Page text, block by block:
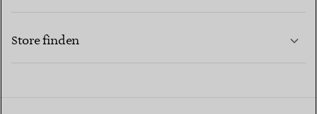
Store finden